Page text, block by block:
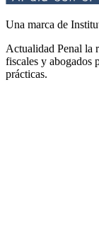
Una marca de
Actualidad Penal la
fiscales y abogados
prácticas.